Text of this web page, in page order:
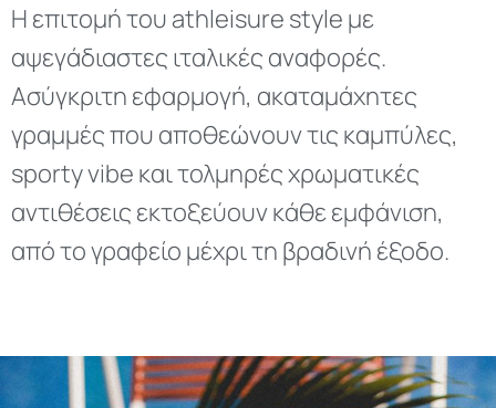
Η επιτομή του athleisure style με
αψεγάδιαστες ιταλικές αναφορές.
Ασύγκριτη εφαρμογή, ακαταμάχητες
γραμμές που αποθεώνουν τις καμπύλες,
sporty vibe και τολμηρές χρωματικές
αντιθέσεις εκτοξεύουν κάθε εμφάνιση,
από το γραφείο μέχρι τη βραδινή έξοδο.